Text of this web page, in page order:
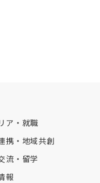
ア・就職
携・地域共創
流・留学
報